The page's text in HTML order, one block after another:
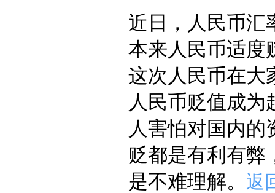
近日，人民币汇
本来人民币适度
这次人民币在大
人民币贬值成
人害怕对国内
贬都是有利有弊
是不难理解。 返